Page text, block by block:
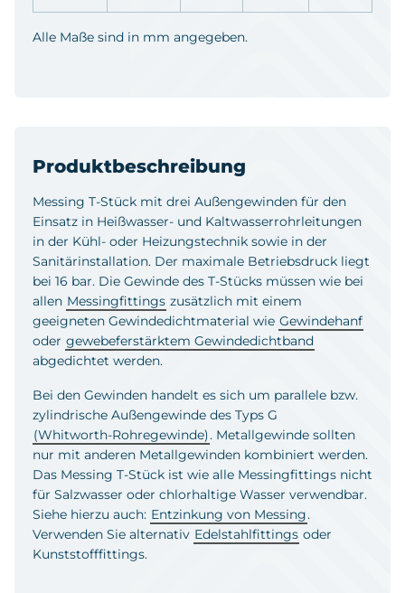
Produktbeschreibung
Messing T-Stück mit drei Außengewinden für den
Einsatz in Heißwasser- und Kaltwasserrohrleitungen
in der Kühl- oder Heizungstechnik sowie in der
Sanitärinstallation. Der maximale Betriebsdruck liegt
bei 16 bar. Die Gewinde des T-Stücks müssen wie bei
allen Messingfittings zusätzlich mit einem
geeigneten Gewindedichtmaterial wie Gewindehanf
oder gewebeferstärktem Gewindedichtband
abgedichtet werden.
Bei den Gewinden handelt es sich um parallele bzw.
zylindrische Außengewinde des Typs G
(Whitworth-Rohregewinde). Metallgewinde sollten
nur mit anderen Metallgewinden kombiniert werden.
Das Messing T-Stück ist wie alle Messingfittings nicht
für Salzwasser oder chlorhaltige Wasser verwendbar.
Siehe hierzu auch: Entzinkung von Messing.
Verwenden Sie alternativ Edelstahlfittings oder
Kunststofffittings.
Alle Maße sind in mm angegeben.